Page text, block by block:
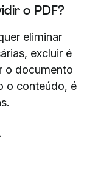
o PDF?
eliminar
excluir é
o documento
o conteúdo, é